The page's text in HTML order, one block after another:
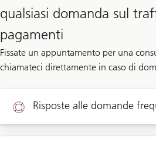
qualsiasi domanda sul
pagamenti
Fissate un appuntamento per una
chiamateci direttamente in caso di
Risposte alle domande
Aiuto